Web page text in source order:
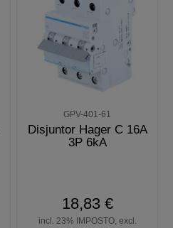
GPV-401-61
Disjuntor Hager C 16A
3P 6kA
18,83 €
incl. 23% IMPOSTO, excl.